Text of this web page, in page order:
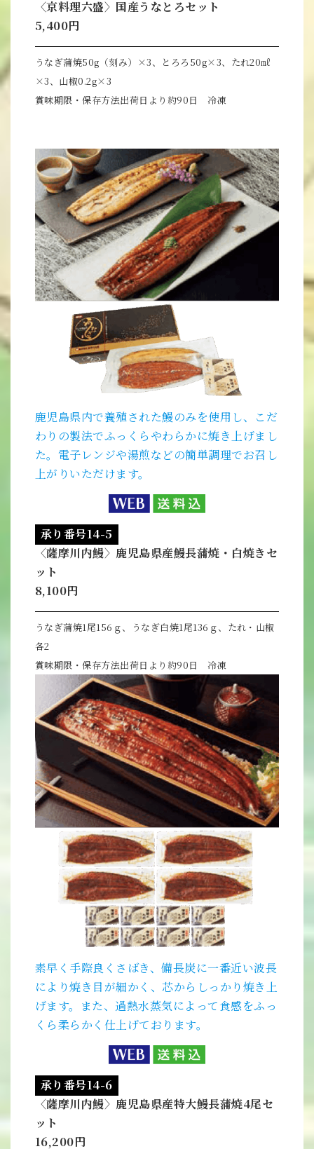
〈京料理六盛〉国産うなとろセット
5,400円
うなぎ蒲焼50g（刻み）×3、とろろ50g×3、たれ20㎖
×3、山椒0.2g×3
賞味期限・保存方法出荷日より約90日 冷凍
鹿児島県内で養殖された鰻のみを使用し、こだ
わりの製法でふっくらやわらかに焼き上げまし
た。電子レンジや湯煎などの簡単調理でお召し
上がりいただけます。
承り番号14-5
〈薩摩川内鰻〉鹿児島県産鰻長蒲焼・白焼きセ
ット
8,100円
うなぎ蒲焼1尾156ｇ、うなぎ白焼1尾136ｇ、たれ・山椒
各2
賞味期限・保存方法出荷日より約90日 冷凍
素早く手際良くさばき、備長炭に一番近い波長
により焼き目が細かく、芯からしっかり焼き上
げます。また、過熱水蒸気によって食感をふっ
くら柔らかく仕上げております。
承り番号14-6
〈薩摩川内鰻〉鹿児島県産特大鰻長蒲焼4尾セ
ット
16,200円